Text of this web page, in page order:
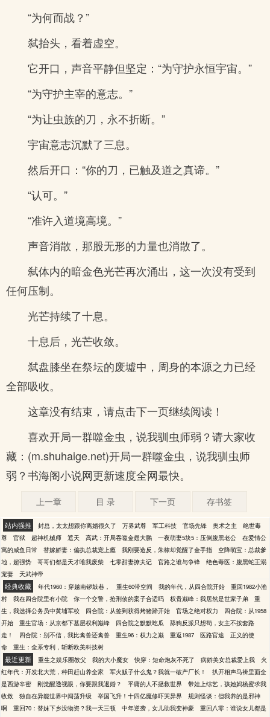
“为何而战？”
弑抬头，看着虚空。
它开口，声音平静但坚定：“为守护永恒宇宙。”
“为守护主宰的意志。”
“为让虫族的刀，永不折断。”
宇宙意志沉默了三息。
然后开口：“你的刀，已触及道之真谛。”
“认可。”
“准许入道境高境。”
声音消散，那股无形的力量也消散了。
弑体内的暗金色光芒再次涌出，这一次没有受到
任何压制。
光芒持续了十息。
十息后，光芒收敛。
弑盘膝坐在祭坛的废墟中，周身的本源之力已经
全部吸收。
这章没有结束，请点击下一页继续阅读！
喜欢开局一群噬金虫，说我驯虫师弱？请大家收
藏：(m.shuhaige.net)开局一群噬金虫，说我驯虫师
弱？书海阁小说网更新速度全网最快。
上一章 目 录 下一页 存书签
站内强推 封总，太太想跟你离婚很久了 万界武尊 军工科技 官场先锋 奥术之主
绝世毒
尊
官狱 超神机械师 遮天 高武：开局吞噬金翅大鹏 一夜萌妻5块5：压倒腹黑老公
在爱情公
寓的咸鱼日常
替嫁娇妻：偏执总裁宠上瘾 我刚要造反，朱棣却觉醒了金手指
空降萌宝：总裁爹
地，超强势
哥哥们都是天才唯我废柴 七零甜妻撩夫记 官路之谁与争锋
绝色毒医：腹黑蛇王溺
宠妻
天武神帝
经典收藏 年代1960：穿越南锣鼓巷， 重生60带空间 我的年代，从四合院开始
重回1982小渔
村
我在四合院里有小院 你一个交警，抢刑侦的案子合适吗 权贵巅峰：我居然是世家子弟
重
生，我选择公务员中黄埔军校
四合院：从签到获得烤猪蹄开始 官场之绝对权力
四合院：从1958
开始
重生官场：从京都下基层权利巅峰 四合院之默默吃瓜
舔狗反派只想苟，女主不按套路
走！
四合院：别不信，我比禽兽还禽兽 重生96：权力之巅 重返1987 医路官途
正义的使
命
重生：全系专利，斩断欧美科技树
最近更新 重生之娱乐圈教父 我的大小魔女 快穿：短命炮灰不死了 病娇美女总裁爱上我
火
红年代：开发北大荒，种田赶山养全家
军火贩子什么鬼？我就一破产厂长！
扒开相声马褂里面全
是西游辛密
刚觉醒透视眼，你要跟我退婚？ 平庸的人不拯救世界
带娃上综艺，孩她妈杨蜜求我
收敛
独自在异能世界中闯荡升级 举国飞升！十四亿魔修吓哭异界
规则怪谈：但我养的是邪神
啊
重回70：替妹下乡没物资？我一天三顿 中年逆袭，女儿助我变神豪
重回八零：谁说女儿都是